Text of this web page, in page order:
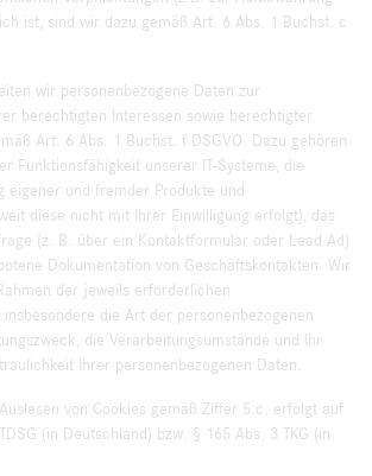
ist, sind wir dazu gemäß Art. 6 Abs. 1 Buchst. c
wir personenbezogene Daten zur
berechtigten Interessen sowie berechtigter
Art. 6 Abs. 1 Buchst. f DSGVO. Dazu gehören
Funktionsfähigkeit unserer IT-Systeme, die
eigener und fremder Produkte und
diese nicht mit Ihrer Einwilligung erfolgt), das
(z. B. über ein Kontaktformular oder Lead Ad)
Dokumentation von Geschäftskontakten. Wir
der jeweils erforderlichen
insbesondere die Art der personenbezogenen
die Verarbeitungsumstände und Ihr
Ihrer personenbezogenen Daten.
von Cookies gemäß Ziffer 5.c. erfolgt auf
(in Deutschland) bzw. § 165 Abs. 3 TKG (in